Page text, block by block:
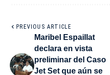
PREVIOUS ARTICLE
Maribel Espaillat
declara en vista
preliminar del Caso
Jet Set que aún se